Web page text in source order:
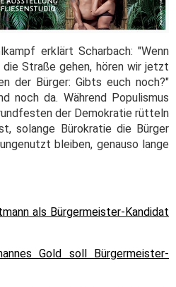
erklärt Scharbach: "Wenn
Straße gehen, hören wir jetzt
der Bürger: Gibts euch noch?"
noch da. Während Populismus
der Demokratie rütteln
solange Bürokratie die Bürger
bleiben, genauso lange
als Bürgermeister-Kandidat
Gold soll Bürgermeister-